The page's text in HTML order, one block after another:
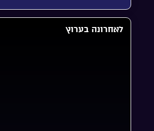
לאחרונה בערוץ